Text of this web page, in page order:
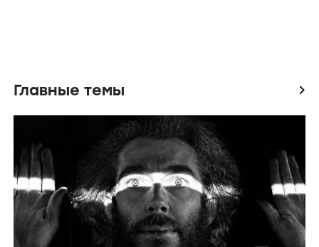
Главные темы icon